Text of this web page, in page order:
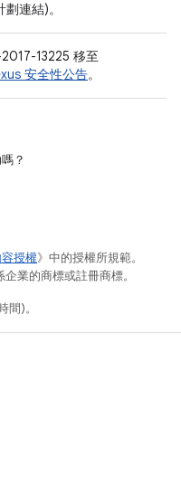
連結)。
13225 移至
安全性公告。
？
容授權》中的授權所規範。
業的商標或註冊商標。
)。